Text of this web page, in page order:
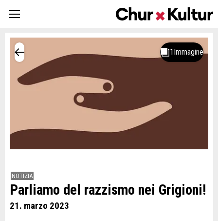
NOTIZIA
Parliamo del razzismo nei Grigioni!
21. marzo 2023